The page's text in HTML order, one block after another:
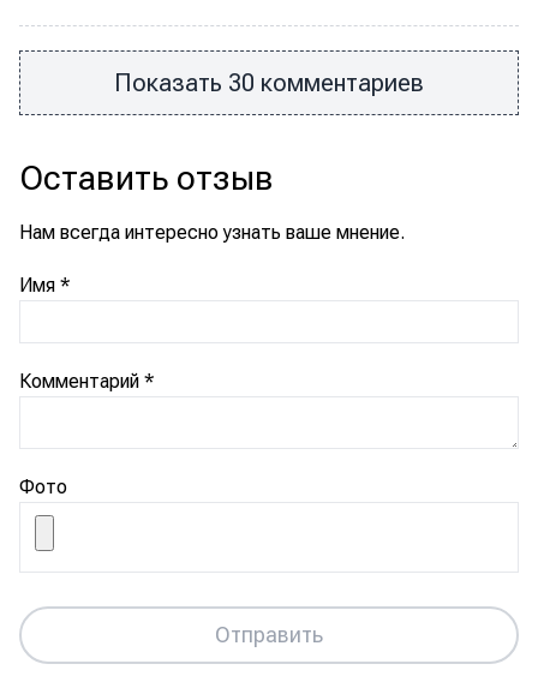
Показать 30 комментариев
Оставить отзыв
Нам всегда интересно узнать ваше мнение.
Имя *
Комментарий *
Фото
Отправить